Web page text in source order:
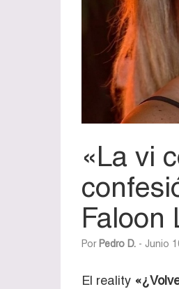
«La vi
Faloon
Por Pedro D. - Junio
El reality